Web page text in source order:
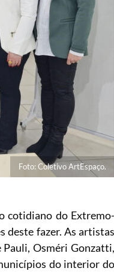
Foto: Coletivo ArtEspaço.
cotidiano do Extremo-
deste fazer. As artistas
Osméri Gonzatti,
do interior do